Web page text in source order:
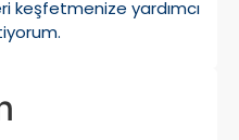
keşfetmenize yardımcı